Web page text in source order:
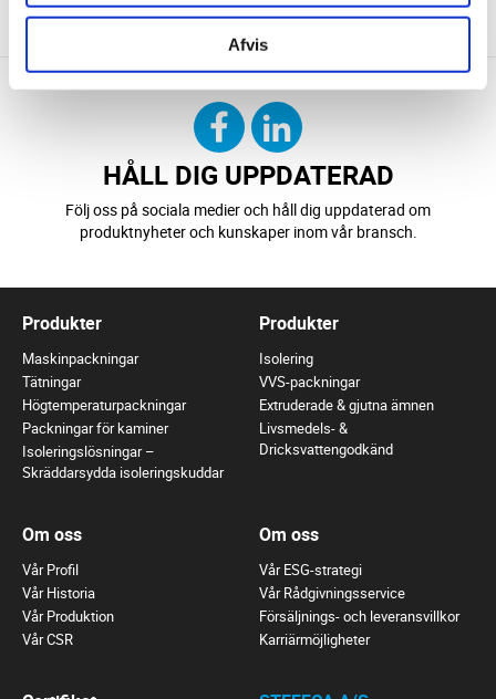
Afvis
HÅLL DIG UPPDATERAD
Följ oss på sociala medier och håll dig uppdaterad om
produktnyheter och kunskaper inom vår bransch.
Produkter
Maskinpackningar
Tätningar
Högtemperaturpackningar
Packningar för kaminer
Isoleringslösningar –
Skräddarsydda isoleringskuddar
Produkter
Isolering
VVS-packningar
Extruderade & gjutna ämnen
Livsmedels- &
Dricksvattengodkänd
Om oss
Vår Profil
Vår Historia
Vår Produktion
Vår CSR
Om oss
Vår ESG-strategi
Vår Rådgivningsservice
Försäljnings- och leveransvillkor
Karriärmöjligheter